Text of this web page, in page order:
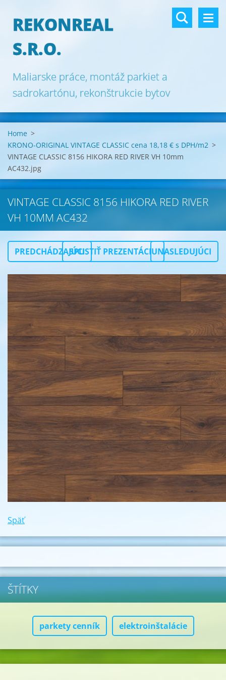
REKONREAL
S.R.O.
Maliarske práce, montáž parkiet a
sadrokartónu, rekonštrukcie bytov
Bratislava.
Home >
KRONO-ORIGINAL VINTAGE CLASSIC cena 18,18 € s DPH/m2 >
VINTAGE CLASSIC 8156 HIKORA RED RIVER VH 10mm
AC432.jpg
VINTAGE CLASSIC 8156 HIKORA RED RIVER
VH 10MM AC432
PREDCHÁDZAJÚCISPUSTIŤ PREZENTÁCIUNASLEDUJÚCI
Späť
ŠTÍTKY
parkety cenník elektroinštalácie